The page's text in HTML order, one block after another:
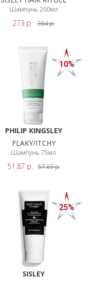
Шампунь 200мл
273 р. 364р.
10%
PHILIP KINGSLEY
FLAKY/ITCHY
Шампунь 75мл
51.87 р. 57.63р.
25%
SISLEY